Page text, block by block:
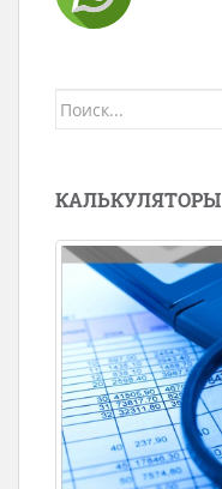
Поиск
КАЛЬКУЛЯТОРЫ